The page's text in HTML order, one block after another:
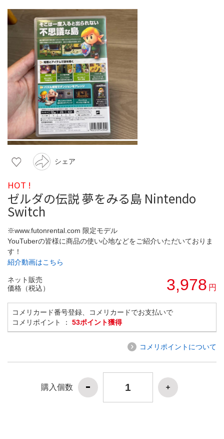
シェア
HOT !
ゼルダの伝説 夢をみる島 Nintendo
Switch
※www.futonrental.com 限定モデル
YouTuberの皆様に商品の使い心地などをご紹介いただいておりま
す！
紹介動画はこちら
ネット販売
価格（税込）
3,978 円
コメリカード番号登録、コメリカードでお支払いで
コメリポイント ： 53ポイント獲得
コメリポイントについて
購入個数